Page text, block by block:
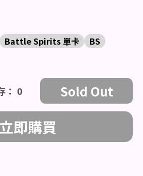
Battle Spirits 單卡
BS
： 0 Sold Out
立即購買